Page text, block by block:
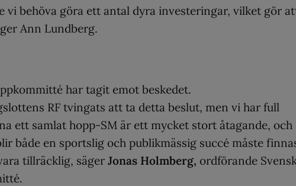
vi behöva göra ett antal dyra investeringar, vilket gör
Ann Lundberg.
har tagit emot beskedet.
RF tvingats att ta detta beslut, men vi har full
ett samlat hopp-SM är ett mycket stort åtagande, och
både en sportslig och publikmässig succé måste
tillräcklig, säger Jonas Holmberg, ordförande